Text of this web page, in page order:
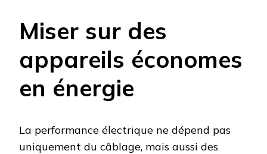
Miser sur des
appareils économes
en énergie
La performance électrique ne dépend pas
uniquement du câblage, mais aussi des